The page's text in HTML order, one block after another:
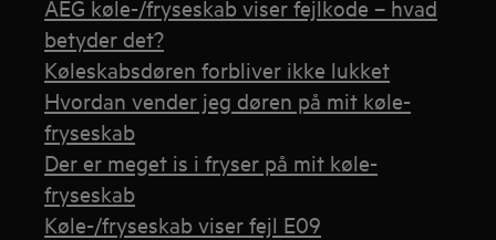
AEG køle-/fryseskab viser fejlkode – hvad
betyder det?
Køleskabsdøren forbliver ikke lukket
Hvordan vender jeg døren på mit køle-
fryseskab
Der er meget is i fryser på mit køle-
fryseskab
Køle-/fryseskab viser fejl E09